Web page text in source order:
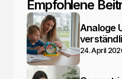
Empfohlene
Analoge
24. April